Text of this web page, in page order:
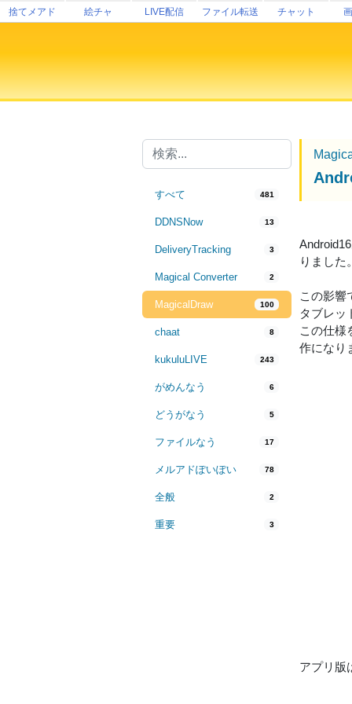
捨てメアド 絵チャ LIVE配信 ファイル転送 チャット
すべて 481
DDNSNow 13
DeliveryTracking 3
Magical Converter 2
MagicalDraw 100
chaat 8
kukuluLIVE 243
がめんなう 6
どうがなう 5
ファイルなう 17
メルアドぽいぽい 78
全般 2
重要 3
りました。
この影響
タブレッ
この仕様
作になり
アプリ版